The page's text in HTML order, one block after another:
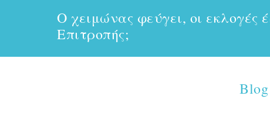
Ο χειμώνας φεύγει, οι εκλογές
Επιτροπής;